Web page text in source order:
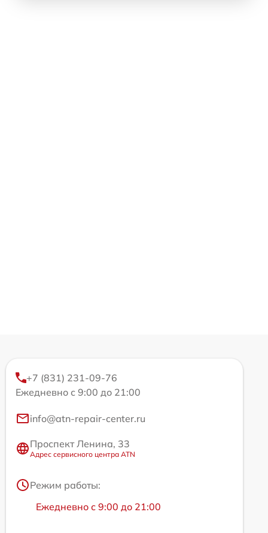
+7 (831) 231-09-76
Ежедневно с 9:00 до 21:00
info@atn-repair-center.ru
Проспект Ленина, 33
Адрес сервисного центра ATN
Режим работы:
Ежедневно с 9:00 до 21:00